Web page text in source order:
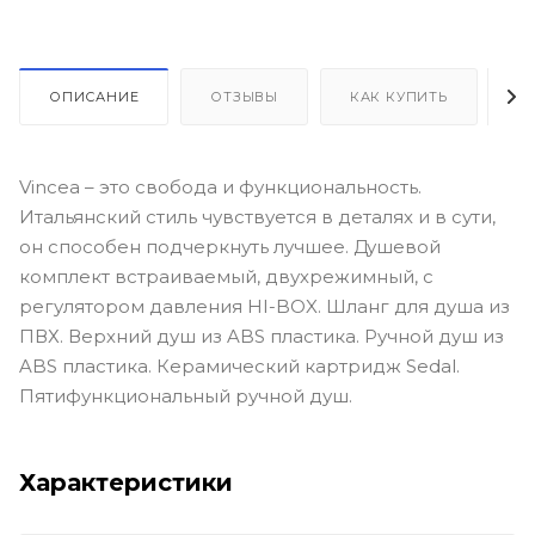
ОПИСАНИЕ ОТЗЫВЫ КАК КУПИТЬ
Vincea – это свобода и функциональность.
Итальянский стиль чувствуется в деталях и в сути,
он способен подчеркнуть лучшее. Душевой
комплект встраиваемый, двухрежимный, с
регулятором давления HI-BOX. Шланг для душа из
ПВХ. Верхний душ из ABS пластика. Ручной душ из
ABS пластика. Керамический картридж Sedal.
Пятифункциональный ручной душ.
Характеристики